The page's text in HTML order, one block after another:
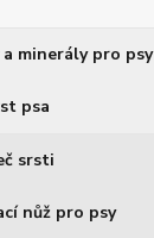
minerály pro psy
psa
srsti
nůž pro psy